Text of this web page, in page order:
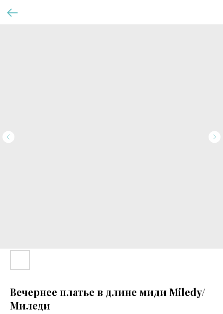
Вечернее платье в длине миди Miledy/
Миледи